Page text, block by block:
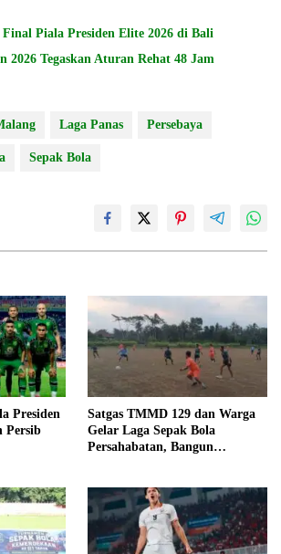
Piala Presiden Elite 2026 di Bali
2026 Tegaskan Aturan Rehat 48 Jam
Laga Panas Persebaya
Sepak Bola
Presiden
Persib
Satgas TMMD 129 dan Warga
Gelar Laga Sepak Bola
Persahabatan, Bangun